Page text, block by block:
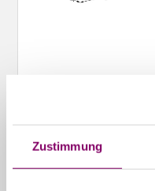
Zustimmung